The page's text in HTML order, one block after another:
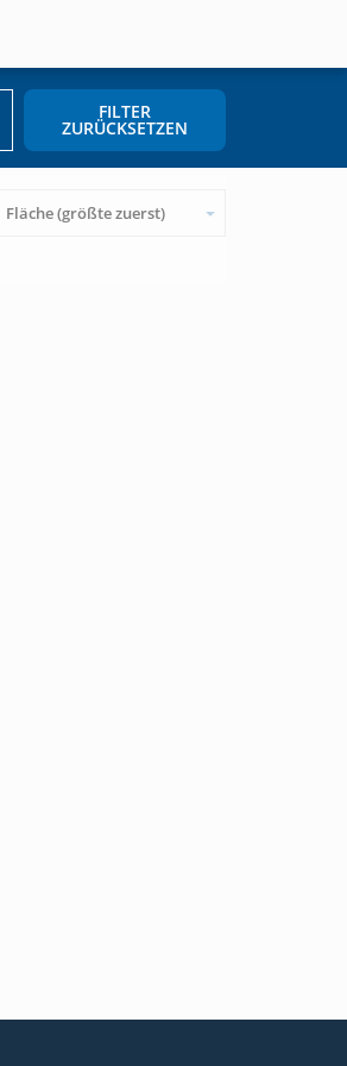
FILTER
ZURÜCKSETZEN